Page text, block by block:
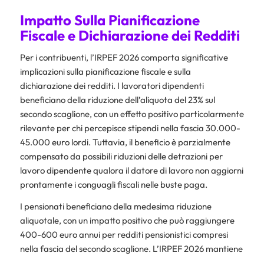
Impatto Sulla Pianificazione
Fiscale e Dichiarazione dei Redditi
Per i contribuenti, l’IRPEF 2026 comporta significative
implicazioni sulla pianificazione fiscale e sulla
dichiarazione dei redditi. I lavoratori dipendenti
beneficiano della riduzione dell’aliquota del 23% sul
secondo scaglione, con un effetto positivo particolarmente
rilevante per chi percepisce stipendi nella fascia 30.000-
45.000 euro lordi. Tuttavia, il beneficio è parzialmente
compensato da possibili riduzioni delle detrazioni per
lavoro dipendente qualora il datore di lavoro non aggiorni
prontamente i conguagli fiscali nelle buste paga.
I pensionati beneficiano della medesima riduzione
aliquotale, con un impatto positivo che può raggiungere
400-600 euro annui per redditi pensionistici compresi
nella fascia del secondo scaglione. L’IRPEF 2026 mantiene